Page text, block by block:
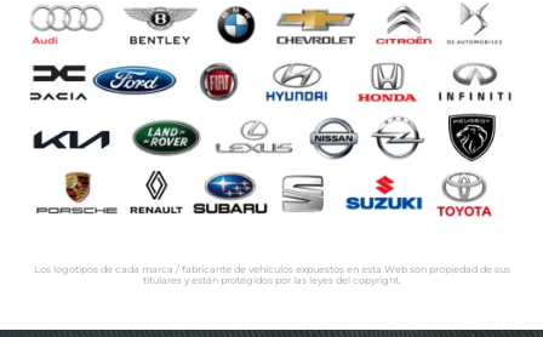
Los logotipos de cada marca / fabricante de vehículos expuestos en esta Web son propiedad de sus
titulares y están protegidos por las leyes del copyright.